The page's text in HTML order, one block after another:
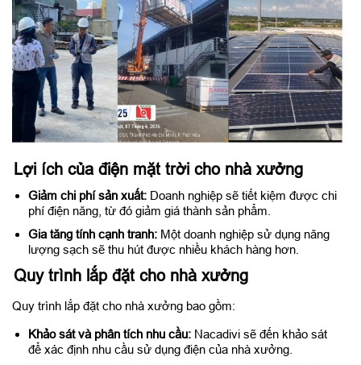
Lợi ích của điện mặt trời cho nhà xưởng
Giảm chi phí sản xuất: Doanh nghiệp sẽ tiết kiệm được chi
phí điện năng, từ đó giảm giá thành sản phẩm.
Gia tăng tính cạnh tranh: Một doanh nghiệp sử dụng năng
lượng sạch sẽ thu hút được nhiều khách hàng hơn.
Quy trình lắp đặt cho nhà xưởng
Quy trình lắp đặt cho nhà xưởng bao gồm:
Khảo sát và phân tích nhu cầu: Nacadivi sẽ đến khảo sát
để xác định nhu cầu sử dụng điện của nhà xưởng.